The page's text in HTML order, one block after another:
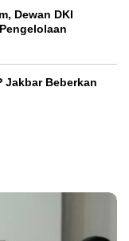
Dewan DKI
Jakbar Beberkan